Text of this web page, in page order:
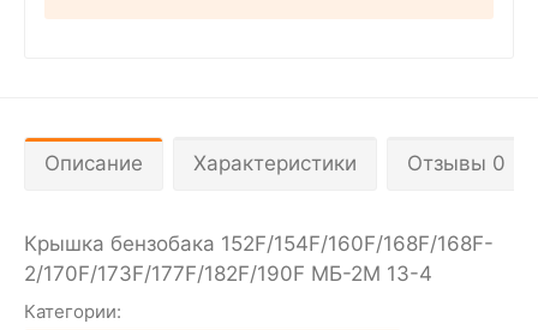
Описание Характеристики Отзывы 0
Крышка бензобака 152F/154F/160F/168F/168F-
2/170F/173F/177F/182F/190F МБ-2М 13-4
Категории: